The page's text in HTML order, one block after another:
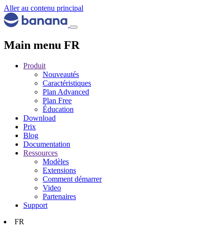
Aller au contenu principal
Main menu FR
Produit
Nouveautés
Caractéristiques
Plan Advanced
Plan Free
Éducation
Download
Prix
Blog
Documentation
Ressources
Modèles
Extensions
Comment démarrer
Video
Partenaires
Support
FR